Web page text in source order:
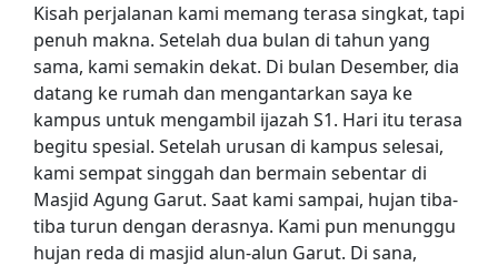
Kisah perjalanan kami memang terasa singkat, tapi
penuh makna. Setelah dua bulan di tahun yang
sama, kami semakin dekat. Di bulan Desember, dia
datang ke rumah dan mengantarkan saya ke
kampus untuk mengambil ijazah S1. Hari itu terasa
begitu spesial. Setelah urusan di kampus selesai,
kami sempat singgah dan bermain sebentar di
Masjid Agung Garut. Saat kami sampai, hujan tiba-
tiba turun dengan derasnya. Kami pun menunggu
hujan reda di masjid alun-alun Garut. Di sana,